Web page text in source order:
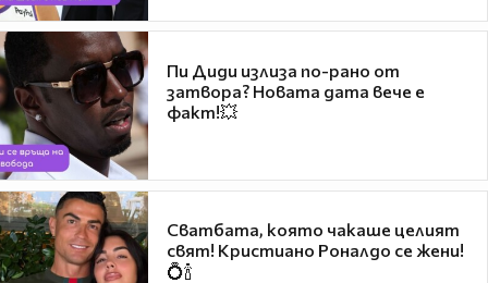
Пи Диди излиза по-рано от
затвора? Новата дата вече е
факт!💥
Сватбата, която чакаше целият
свят! Кристиано Роналдо се жени!
💍🍾